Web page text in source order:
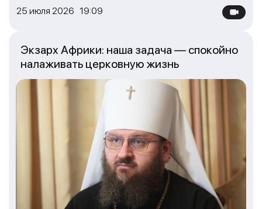
25 июля 2026 19:09
Экзарх Африки: наша задача — спокойно
налаживать церковную жизнь